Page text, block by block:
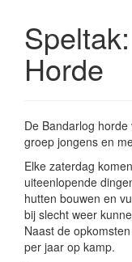
Horde
De Bandarlog
groep jongens en
Elke zaterdag
uiteenlopende
hutten bouwen en
bij slecht weer
Naast de
per jaar op kamp.